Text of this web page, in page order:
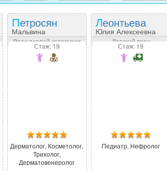
Петросян
Мальвина
Сергеевна
Врач первой категории
Стаж: 19
Дерматолог, Косметолог,
Трихолог,
Дерматовенеролог
Леонтьева
Юлия Алексеевна
Детский врач
Стаж: 19
Педиатр, Нефролог